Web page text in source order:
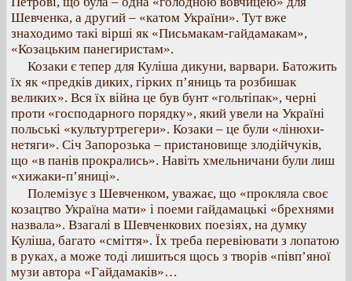
Шевченка, а другий – «катом України». Тут вже
знаходимо такі вірші як «Письмакам-гайдамакам»,
«Козацьким панегиристам».
Козаки є тепер для Куліша дикуни, варвари. Батожить
їх як «предків диких, гірких п’яниць та розбишак
великих». Вся їх війна це був бунт «гольтіпак», черні
проти «господарного порядку», який увели на Україні
польські «культуртрегери». Козаки – це були «лінюхи-
нетяги». Січ Запорозька – пристановище злодійчуків,
що «в панів прокрались». Навіть хмельничани були лиш
«хижаки-п’яниці».
Полемізує з Шевченком, уважає, що «прокляла своє
козацтво Україна мати» і поеми гайдамацькі «брехнями
назвала». Взагалі в Шевченкових поезіях, на думку
Куліша, багато «сміття». Їх треба перевіювати з лопатою
в руках, а може тоді лишиться щось з творів «півп’яної
музи автора «Гайдамаків»…